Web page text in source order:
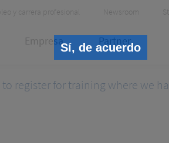
Sí, de acuerdo
y carrera profesional Newsroom
Empresa Partner
register for training where we